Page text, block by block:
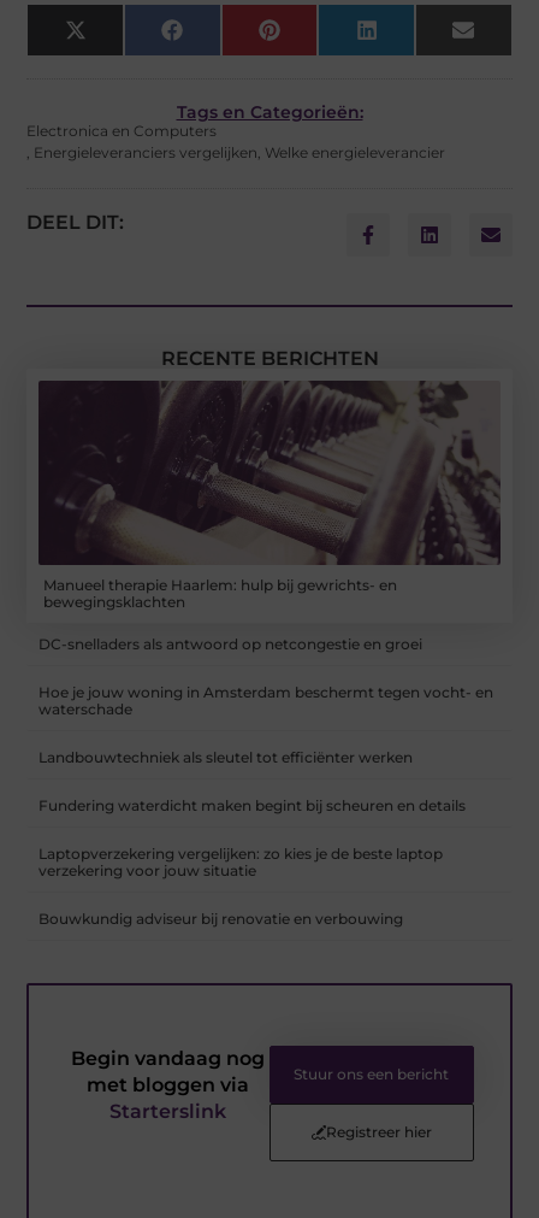
X
(Twitter)
Facebook Pinterest LinkedIn Email
Tags en Categorieën:
Electronica en Computers
, Energieleveranciers vergelijken, Welke energieleverancier
DEEL DIT:
RECENTE BERICHTEN
Manueel therapie Haarlem: hulp bij gewrichts- en
bewegingsklachten
DC-snelladers als antwoord op netcongestie en groei
Hoe je jouw woning in Amsterdam beschermt tegen vocht- en
waterschade
Landbouwtechniek als sleutel tot efficiënter werken
Fundering waterdicht maken begint bij scheuren en details
Laptopverzekering vergelijken: zo kies je de beste laptop
verzekering voor jouw situatie
Bouwkundig adviseur bij renovatie en verbouwing
Begin vandaag nog
met bloggen via
Starterslink
Stuur ons een bericht
Registreer hier